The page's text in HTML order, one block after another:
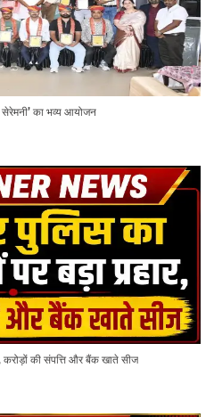
सेरेमनी’ का भव्य आयोजन
करोड़ों की संपत्ति और बैंक खाते सीज